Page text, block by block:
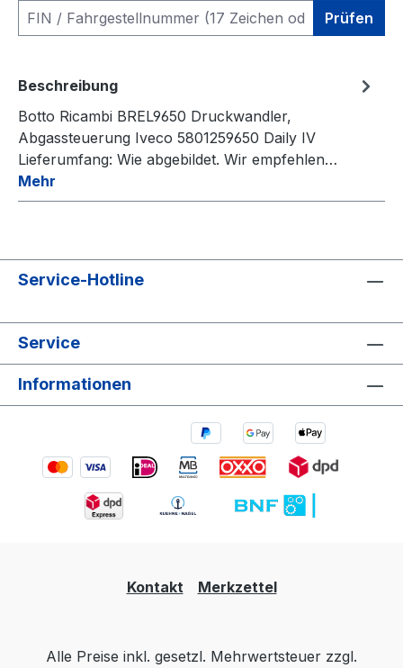
Prüfen
Beschreibung
Botto Ricambi BREL9650 Druckwandler,
Abgassteuerung Iveco 5801259650 Daily IV
Lieferumfang: Wie abgebildet. Wir empfehlen…
Mehr
Service-Hotline
Service
Informationen
Kontakt Merkzettel
Alle Preise inkl. gesetzl. Mehrwertsteuer zzgl.